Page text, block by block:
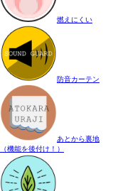
燃えにくい
防音カーテン
あとから裏地
（機能を後付け！）